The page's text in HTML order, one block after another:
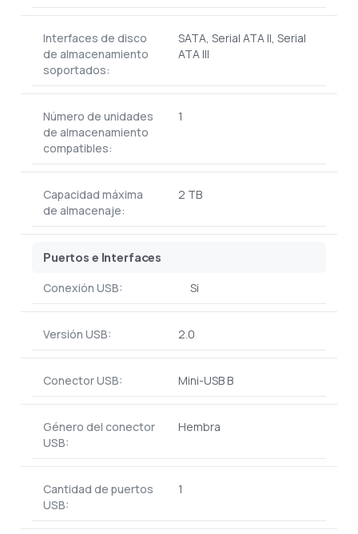
Interfaces de disco
de almacenamiento
soportados:
SATA, Serial ATA II, Serial
ATA III
Número de unidades
de almacenamiento
compatibles:
1
Capacidad máxima
de almacenaje:
2 TB
Puertos e Interfaces
Conexión USB: Si
Versión USB: 2.0
Conector USB: Mini-USB B
Género del conector
USB:
Hembra
Cantidad de puertos
USB:
1